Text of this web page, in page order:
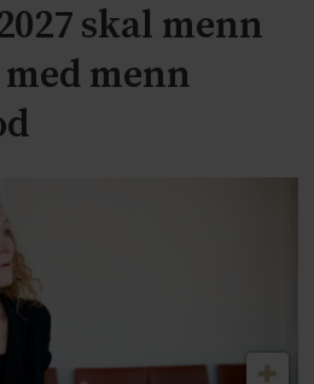
skal menn
menn